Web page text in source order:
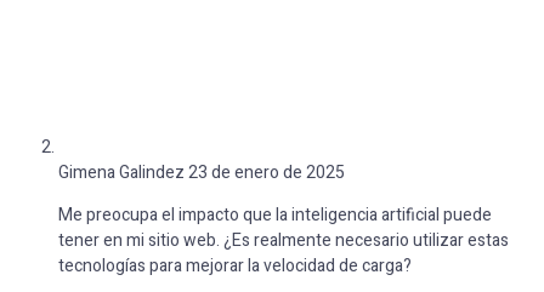
Gimena Galindez23 de enero de 2025
Me preocupa el impacto que la inteligencia artificial puede
tener en mi sitio web. ¿Es realmente necesario utilizar estas
tecnologías para mejorar la velocidad de carga?